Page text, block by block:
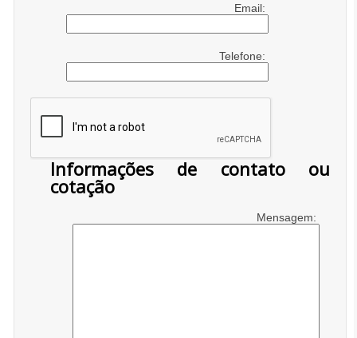
Email:
Telefone:
Informações de contato ou
cotação
Mensagem: